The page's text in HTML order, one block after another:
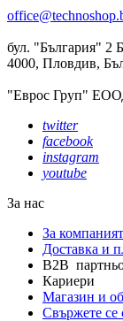
бул. "България" 2 Б
4000, Пловдив,
"Еврос Груп"
twitter
facebook
instagram
youtube
За нас
За
Доставка и
B2B
Кариери
Магазин и
Свържете се